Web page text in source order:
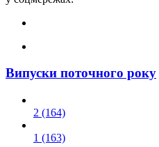
Випуски поточного року
2 (164)
1 (163)